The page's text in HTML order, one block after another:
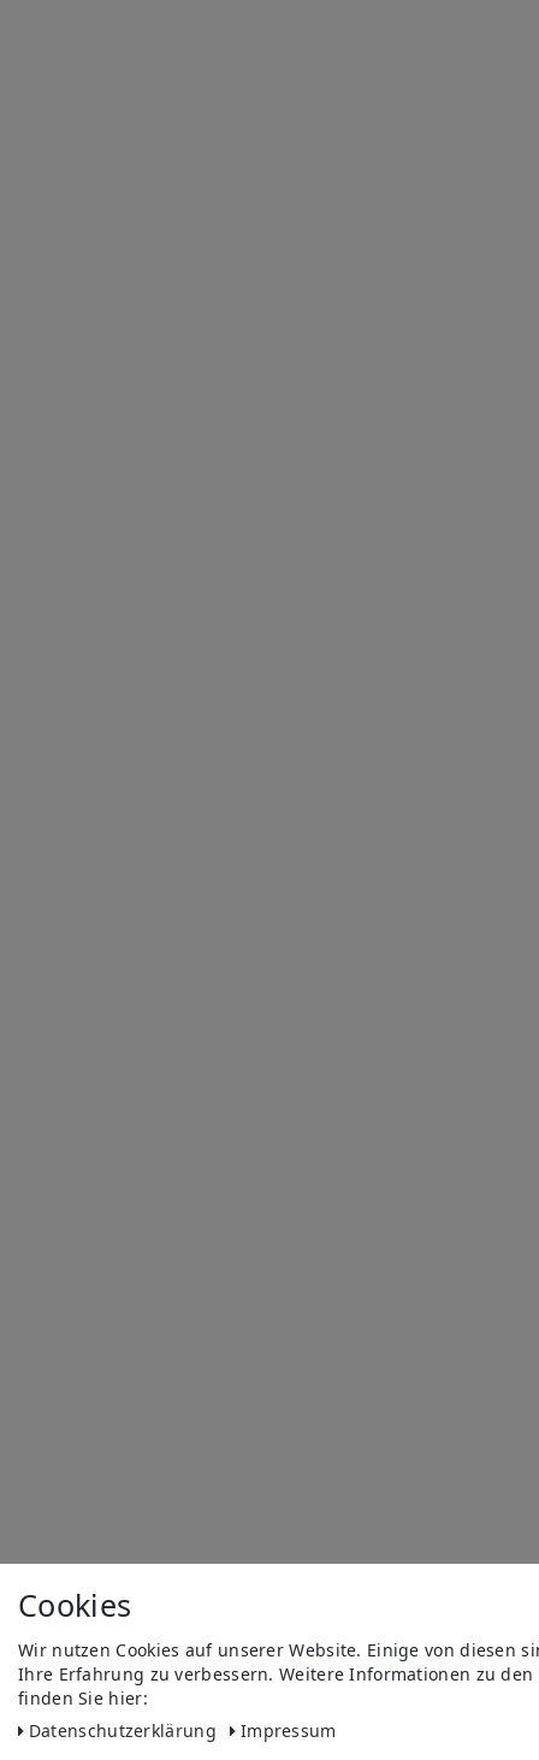
Cookies
Wir nutzen Cookies auf unserer Website. Einige von diesen
Ihre Erfahrung zu verbessern. Weitere Informationen zu
finden Sie hier:
Daten­schutz­erklärung
Impressum